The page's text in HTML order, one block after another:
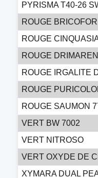
PYRISMA T40-26
ROUGE
ROUGE
ROUGE
ROUGE IRGALITE
ROUGE
ROUGE SAUMON
VERT BW 7002
VERT NITROSO
VERT OXYDE DE
XYMARA DUAL